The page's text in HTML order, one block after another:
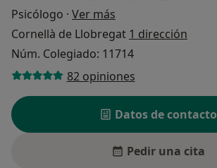
Psicólogo · Ver más
Cornellà de Llobregat 1 dirección
Núm. Colegiado: 11714
82 opiniones
Datos de contacto
Pedir una cita